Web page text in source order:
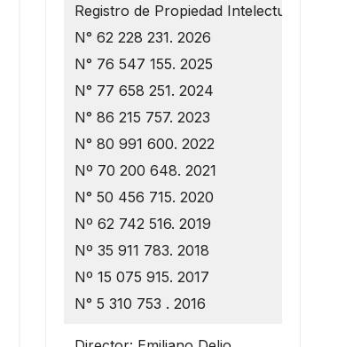
Registro de Propiedad Intelectual
N° 62 228 231. 2026
N° 76 547 155. 2025
N° 77 658 251. 2024
N° 86 215 757. 2023
N° 80 991 600. 2022
Nº 70 200 648. 2021
N° 50 456 715. 2020
Nº 62 742 516. 2019
Nº 35 911 783. 2018
Nº 15 075 915. 2017
N° 5 310 753 . 2016